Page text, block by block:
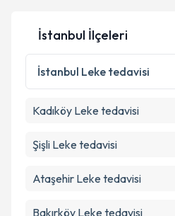
Kişisel verilerimin
Metni
'ni okudum ve
kapsamda işlenmesini
İstanbul İlçeleri
İstanbul Leke tedavisi
Kadıköy Leke tedavisi
Şişli Leke tedavisi
Ataşehir Leke tedavisi
Bakırköy Leke tedavisi